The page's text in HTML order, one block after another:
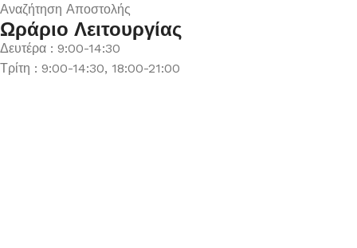
Αναζήτηση Αποστολής
Ωράριο Λειτουργίας
Δευτέρα : 9:00-14:30
Τρίτη : 9:00-14:30, 18:00-21:00